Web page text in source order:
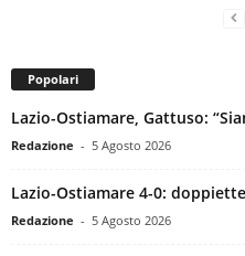
Popolari
Lazio-Ostiamare, Gattuso:
Redazione - 5 Agosto 2026
Lazio-Ostiamare 4-0:
Redazione - 5 Agosto 2026